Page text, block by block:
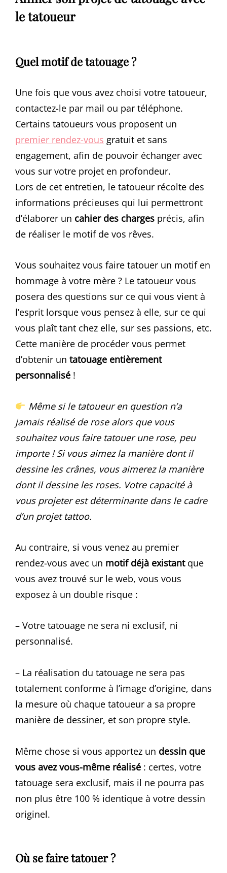
le tatoueur
Quel motif de tatouage ?
Une fois que vous avez choisi votre tatoueur,
contactez-le par mail ou par téléphone.
Certains tatoueurs vous proposent un
premier rendez-vous gratuit et sans
engagement, afin de pouvoir échanger avec
vous sur votre projet en profondeur.
Lors de cet entretien, le tatoueur récolte des
informations précieuses qui lui permettront
d’élaborer un cahier des charges précis, afin
de réaliser le motif de vos rêves.
Vous souhaitez vous faire tatouer un motif en
hommage à votre mère ? Le tatoueur vous
posera des questions sur ce qui vous vient à
l’esprit lorsque vous pensez à elle, sur ce qui
vous plaît tant chez elle, sur ses passions, etc.
Cette manière de procéder vous permet
d’obtenir un tatouage entièrement
personnalisé !
Même si le tatoueur en question n’a
jamais réalisé de rose alors que vous
souhaitez vous faire tatouer une rose, peu
importe ! Si vous aimez la manière dont il
dessine les crânes, vous aimerez la manière
dont il dessine les roses. Votre capacité à
vous projeter est déterminante dans le cadre
d’un projet tattoo.
Au contraire, si vous venez au premier
rendez-vous avec un motif déjà existantque
vous avez trouvé sur le web, vous vous
exposez à un double risque :
– Votre tatouage ne sera ni exclusif, ni
personnalisé.
– La réalisation du tatouage ne sera pas
totalement conforme à l’image d’origine, dans
la mesure où chaque tatoueur a sa propre
manière de dessiner, et son propre style.
Même chose si vous apportez un dessin que
vous avez vous-même réalisé : certes, votre
tatouage sera exclusif, mais il ne pourra pas
non plus être 100 % identique à votre dessin
originel.
Où se faire tatouer ?